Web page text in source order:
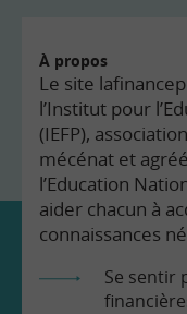
À propos
Le site
l’Institut pour
(IEFP),
mécénat et
l’Education
aider chacun à
connaissances
Se sentir